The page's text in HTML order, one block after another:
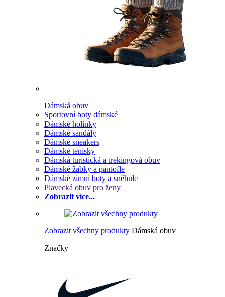
Dámská obuv
Sportovní boty dámské
Dámské holínky
Dámské sandály
Dámské sneakers
Dámské tenisky
Dámská turistická a trekingová obuv
Dámské žabky a pantofle
Dámské zimní boty a sněhule
Plavecká obuv pro ženy
Zobrazit více...
Zobrazit všechny produkty Dámská obuv
Značky